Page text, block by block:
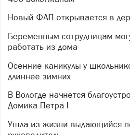
Новый ФАП открывается в
Беременным сотрудницам могут разрешить
работать из дома
Осенние каникулы у школьников окажутся
длиннее зимних
В Вологде начнется благоустройство сквера у
Домика Петра I
Ушла из жизни выдающийся педагог и